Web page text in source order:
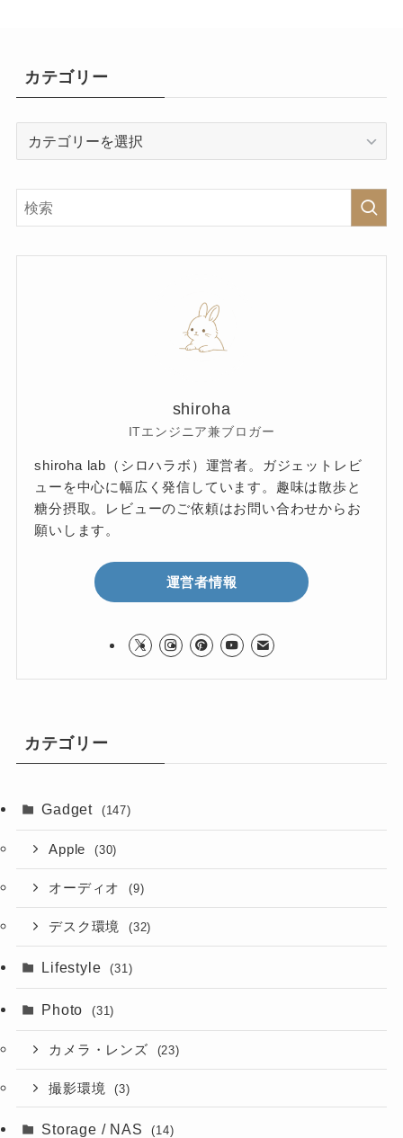
カテゴリー
リ
ー
shiroha
ITエンジニア兼ブロガー
shiroha lab（シロハラボ）運営者。ガジェットレビ
ューを中心に幅広く発信しています。趣味は散歩と
糖分摂取。レビューのご依頼はお問い合わせからお
願いします。
運営者情報
カテゴリー
Gadget (147)
Apple (30)
オーディオ (9)
デスク環境 (32)
Lifestyle (31)
Photo (31)
カメラ・レンズ (23)
撮影環境 (3)
Storage / NAS (14)